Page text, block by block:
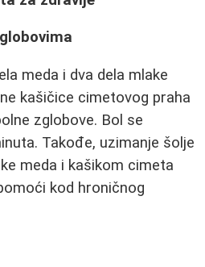
meda i dva dela mlake
kašičice cimetovog praha
zglobove. Bol se
Takođe, uzimanje šolje
meda i kašikom cimeta
kod hroničnog